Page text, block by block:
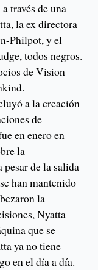
través de una
la ex directora
Philpot, y el
todos negros.
de Vision
a la creación
de
en enero en
la
pesar de la salida
han mantenido
la
Nyatta
que se
ya no tiene
en el día a día.